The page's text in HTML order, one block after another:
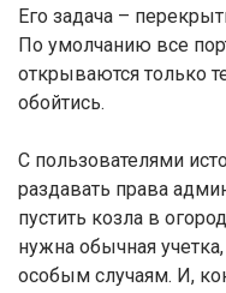
Его задача –
По умолчанию все
открываются только
обойтись.
С пользователями
раздавать права
пустить козла в
нужна обычная
особым случаям. И,